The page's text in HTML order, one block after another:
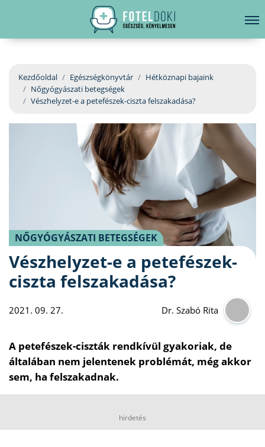
EGÉSZSÉGKÖNYVTÁR
BETEGSÉGKALAUZ
ÜGYELETKERESŐ
ORVOS VÁLASZOL
hirdetés
Kezdőoldal Egészségkönyvtár
Hétköznapi bajaink
Nőgyógyászati betegségek
Vészhelyzet-e a petefészek-ciszta felszakadása?
NŐGYÓGYÁSZATI BETEGSÉGEK
Vészhelyzet-e a petefészek-
ciszta felszakadása?
2021. 09. 27. Dr. Szabó Rita
A petefészek-ciszták rendkívül gyakoriak, de
általában nem jelentenek problémát, még akkor
sem, ha felszakadnak.
hirdetés